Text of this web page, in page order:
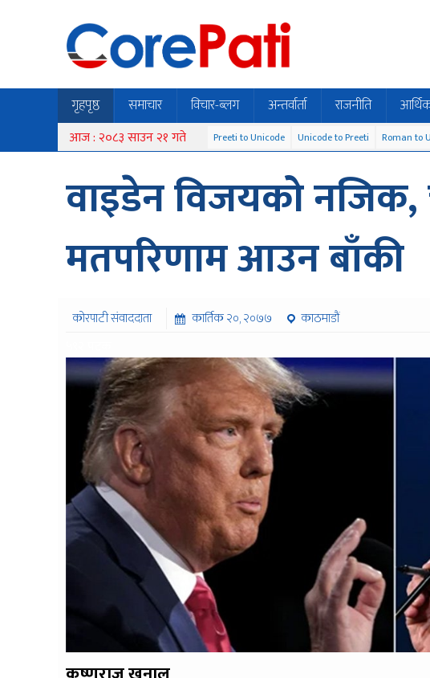
गृहपृष्ठ समाचार विचार-ब्लग अन्तर्वार्ता राजनीति
आज : २०८३ साउन २१ गते Preeti to Unicode Unicode to Preeti Roman to
वाइडेन विजयको नजिक,
मतपरिणाम आउन बाँकी
कोरपाटी संवाददाता कार्तिक २०, २०७७
काठमाडौं